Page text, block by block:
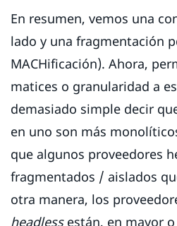
En resumen, vemos una
lado y una fragmentación
MACHificación). Ahora,
matices o granularidad a
demasiado simple decir
en uno son más
que algunos proveedores
fragmentados / aislados
otra manera, los
headlessestán, en mayor